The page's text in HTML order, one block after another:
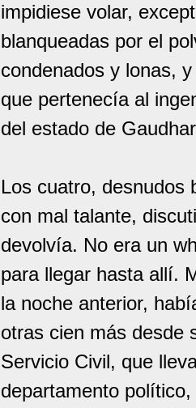
impidiese volar,
blanqueadas por el
condenados y lonas,
que pertenecía al
del estado de
Los cuatro, desnudos
con mal talante,
devolvía. No era un
para llegar hasta allí.
la noche anterior,
otras cien más desde
Servicio Civil, que
departamento